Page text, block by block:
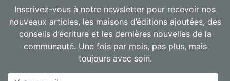
Inscrivez-vous à notre newsletter pour recevoir nos
nouveaux articles, les maisons d’éditions ajoutées, des
conseils d’écriture et les dernières nouvelles de la
communauté. Une fois par mois, pas plus, mais
toujours avec soin.